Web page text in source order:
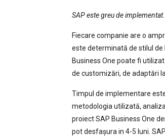
SAP este greu de implementat.
Fiecare companie are o
este determinată de stilul de
Business One poate fi
de customizări, de adaptări
Timpul de implementare
metodologia utilizată,
proiect SAP Business One
pot desfașura in 4-5 luni.